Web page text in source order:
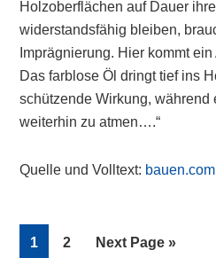
Holzoberflächen auf Dauer
widerstandsfähig bleiben,
Imprägnierung. Hier kommt
Das farblose Öl dringt tief ins
schützende Wirkung, während
weiterhin zu atmen….“
Quelle und Volltext: bauen.com
Page
1 Page
2
Go
Next Page »